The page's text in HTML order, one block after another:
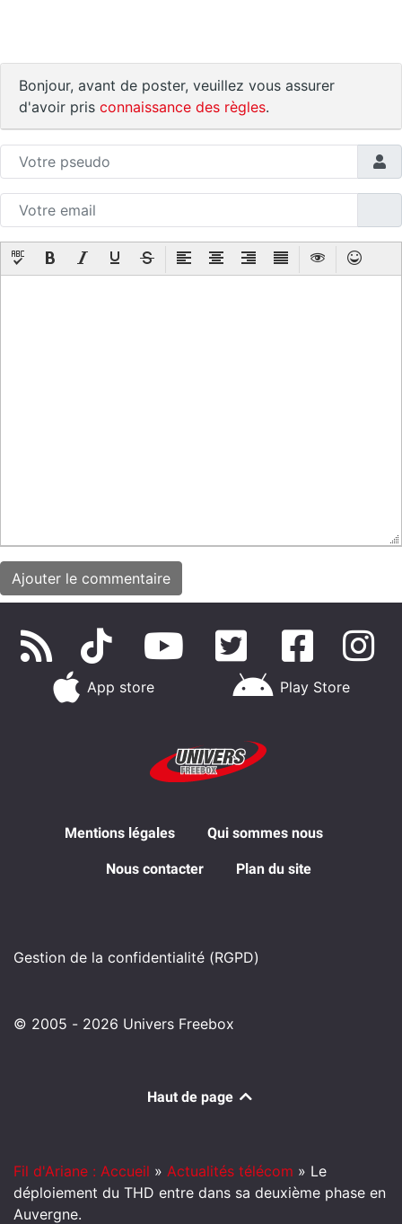
Bonjour, avant de poster, veuillez vous assurer
d'avoir pris connaissance des règles.
App store Play Store
Mentions légales Qui sommes nous
Nous contacter Plan du site
Gestion de la confidentialité (RGPD)
© 2005 - 2026 Univers Freebox
Haut de page
Fil d'Ariane : Accueil » Actualités télécom » Le
déploiement du THD entre dans sa deuxième phase en
Auvergne.